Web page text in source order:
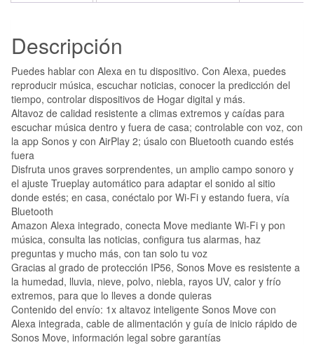
Descripción
Puedes hablar con Alexa en tu dispositivo. Con Alexa, puedes
reproducir música, escuchar noticias, conocer la predicción del
tiempo, controlar dispositivos de Hogar digital y más.
Altavoz de calidad resistente a climas extremos y caídas para
escuchar música dentro y fuera de casa; controlable con voz, con
la app Sonos y con AirPlay 2; úsalo con Bluetooth cuando estés
fuera
Disfruta unos graves sorprendentes, un amplio campo sonoro y
el ajuste Trueplay automático para adaptar el sonido al sitio
donde estés; en casa, conéctalo por Wi-Fi y estando fuera, vía
Bluetooth
Amazon Alexa integrado, conecta Move mediante Wi-Fi y pon
música, consulta las noticias, configura tus alarmas, haz
preguntas y mucho más, con tan solo tu voz
Gracias al grado de protección IP56, Sonos Move es resistente a
la humedad, lluvia, nieve, polvo, niebla, rayos UV, calor y frío
extremos, para que lo lleves a donde quieras
Contenido del envío: 1x altavoz inteligente Sonos Move con
Alexa integrada, cable de alimentación y guía de inicio rápido de
Sonos Move, información legal sobre garantías